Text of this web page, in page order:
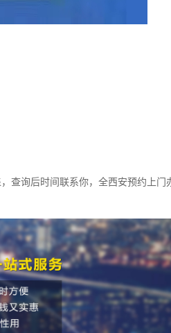
查询后时间联系你，全西安预约上门